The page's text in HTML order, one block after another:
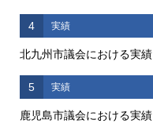
4 実績
北九州市議会における実績
5 実績
鹿児島市議会における実績